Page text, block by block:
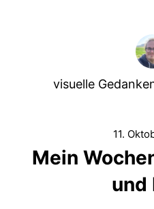
visuelle
11.
Mein
und